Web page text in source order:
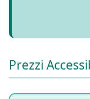
Prezzi